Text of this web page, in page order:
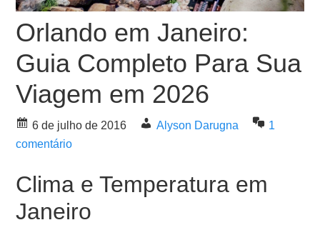
Orlando em Janeiro:
Guia Completo Para Sua
Viagem em 2026
6 de julho de 2016 Alyson Darugna
1
comentário
Clima e Temperatura em
Janeiro